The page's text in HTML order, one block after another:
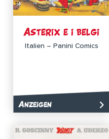
Asterix e i belgi
Italien – Panini Comics
Anzeigen